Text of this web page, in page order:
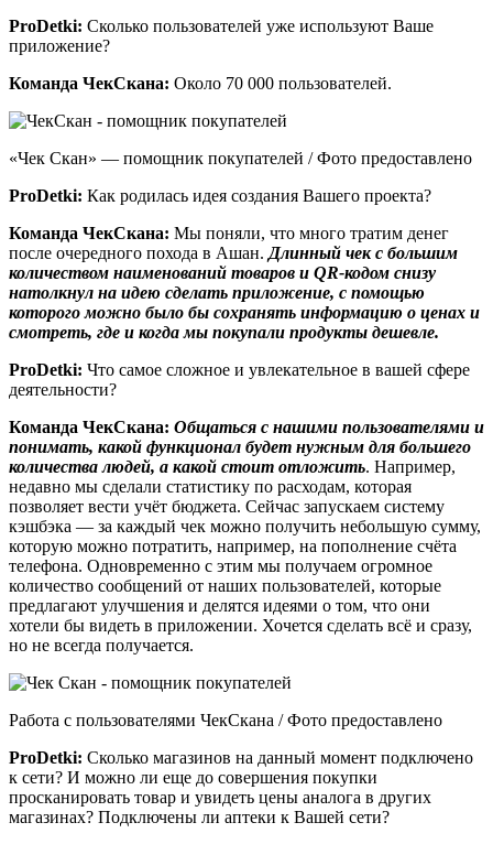
ProDetki: Сколько пользователей уже используют Ваше
приложение?
Команда ЧекСкана: Около 70 000 пользователей.
«Чек Скан» — помощник покупателей / Фото предоставлено
ProDetki: Как родилась идея создания Вашего проекта?
Команда ЧекСкана: Мы поняли, что много тратим денег
после очередного похода в Ашан. Длинный чек с большим
количеством наименований товаров и QR-кодом снизу
натолкнул на идею сделать приложение, с помощью
которого можно было бы сохранять информацию о ценах и
смотреть, где и когда мы покупали продукты дешевле.
ProDetki: Что самое сложное и увлекательное в вашей сфере
деятельности?
Команда ЧекСкана: Общаться с нашими пользователями и
понимать, какой функционал будет нужным для большего
количества людей, а какой стоит отложить. Например,
недавно мы сделали статистику по расходам, которая
позволяет вести учёт бюджета. Сейчас запускаем систему
кэшбэка — за каждый чек можно получить небольшую сумму,
которую можно потратить, например, на пополнение счёта
телефона. Одновременно с этим мы получаем огромное
количество сообщений от наших пользователей, которые
предлагают улучшения и делятся идеями о том, что они
хотели бы видеть в приложении. Хочется сделать всё и сразу,
но не всегда получается.
Работа с пользователями ЧекСкана / Фото предоставлено
ProDetki: Сколько магазинов на данный момент подключено
к сети? И можно ли еще до совершения покупки
просканировать товар и увидеть цены аналога в других
магазинах? Подключены ли аптеки к Вашей сети?